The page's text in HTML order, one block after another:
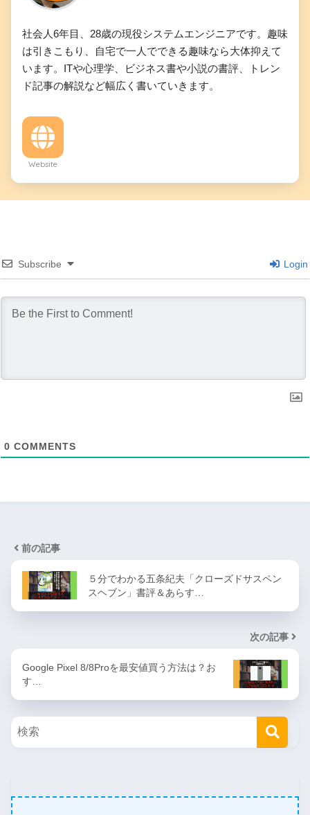
社会人6年目、28歳の現役システムエンジニアです。趣味
は引きこもり、自宅で一人でできる趣味なら大体抑えて
います。ITや心理学、ビジネス書や小説の書評、トレン
ド記事の解説など幅広く書いていきます。
Website
Subscribe Login
0 COMMENTS
前の記事
５分でわかる五条紀夫「クローズドサスペン
スヘブン」書評＆あらす…
次の記事
Google Pixel 8/8Proを最安値買う方法は？お
す…